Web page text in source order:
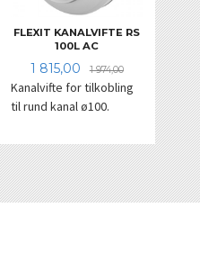
FLEXIT KANALVIFTE RS
100L AC
Tilbud
1 815,00 1 974,00Rabatt
Kanalvifte for tilkobling
til rund kanal ø100.